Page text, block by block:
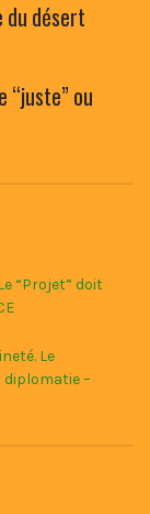
du désert
“juste” ou
“Projet” doit
Le
diplomatie –